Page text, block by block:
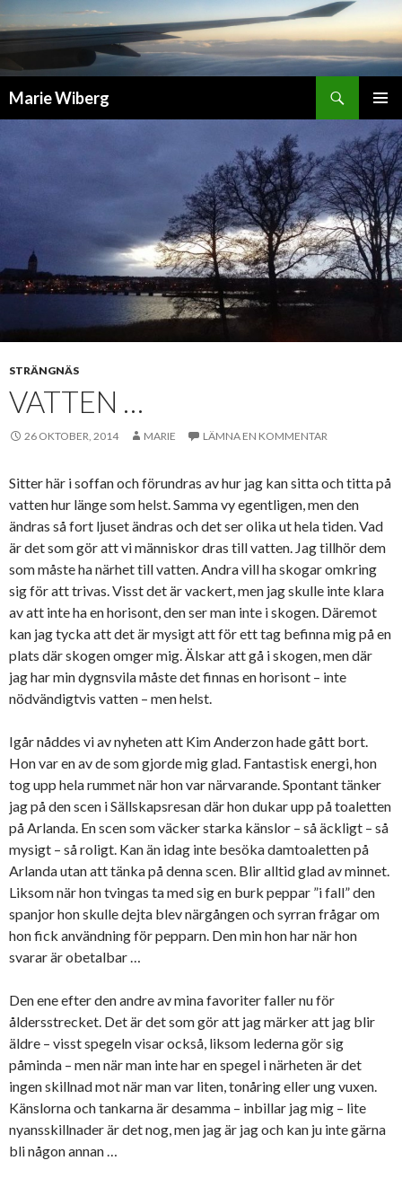
Marie Wiberg
PRIMÄR
MENY
STRÄNGNÄS
VATTEN …
26 OKTOBER, 2014 MARIE LÄMNA EN KOMMENTAR
Sitter här i soffan och förundras av hur jag kan sitta och titta på
vatten hur länge som helst. Samma vy egentligen, men den
ändras så fort ljuset ändras och det ser olika ut hela tiden. Vad
är det som gör att vi människor dras till vatten. Jag tillhör dem
som måste ha närhet till vatten. Andra vill ha skogar omkring
sig för att trivas. Visst det är vackert, men jag skulle inte klara
av att inte ha en horisont, den ser man inte i skogen. Däremot
kan jag tycka att det är mysigt att för ett tag befinna mig på en
plats där skogen omger mig. Älskar att gå i skogen, men där
jag har min dygnsvila måste det finnas en horisont – inte
nödvändigtvis vatten – men helst.
Igår nåddes vi av nyheten att Kim Anderzon hade gått bort.
Hon var en av de som gjorde mig glad. Fantastisk energi, hon
tog upp hela rummet när hon var närvarande. Spontant tänker
jag på den scen i Sällskapsresan där hon dukar upp på toaletten
på Arlanda. En scen som väcker starka känslor – så äckligt – så
mysigt – så roligt. Kan än idag inte besöka damtoaletten på
Arlanda utan att tänka på denna scen. Blir alltid glad av minnet.
Liksom när hon tvingas ta med sig en burk peppar ”i fall” den
spanjor hon skulle dejta blev närgången och syrran frågar om
hon fick användning för pepparn. Den min hon har när hon
svarar är obetalbar …
Den ene efter den andre av mina favoriter faller nu för
åldersstrecket. Det är det som gör att jag märker att jag blir
äldre – visst spegeln visar också, liksom lederna gör sig
påminda – men när man inte har en spegel i närheten är det
ingen skillnad mot när man var liten, tonåring eller ung vuxen.
Känslorna och tankarna är desamma – inbillar jag mig – lite
nyansskillnader är det nog, men jag är jag och kan ju inte gärna
bli någon annan …